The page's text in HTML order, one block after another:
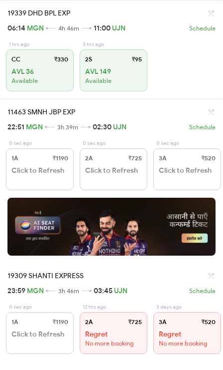
19339 DHD BPL EXP
06:14 MGN 4h 46m 11:00 UJN Schedule
1 hrs ago
CC ₹330
AVL 36
Available
3 hrs ago
2S ₹95
AVL 149
Available
11463 SMNH JBP EXP
22:51 MGN 3h 39m 02:30 UJN Schedule
0 sec ago
1A ₹1190
Click to Refresh
0 sec ago
2A ₹725
Click to Refresh
0 sec ago
3A ₹520
Click to Refresh
19309 SHANTI EXPRESS
23:59 MGN 3h 46m 03:45 UJN Schedule
0 sec ago
1A ₹1190
Click to Refresh
12 hrs ago
2A ₹725
Regret
No more booking
3 days ago
3A ₹520
Regret
No more booking